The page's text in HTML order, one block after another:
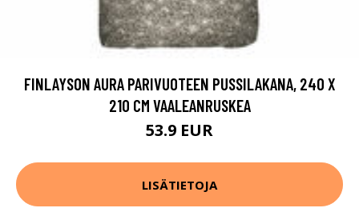
FINLAYSON AURA PARIVUOTEEN PUSSILAKANA, 240 X
210 CM VAALEANRUSKEA
53.9 EUR
LISÄTIETOJA